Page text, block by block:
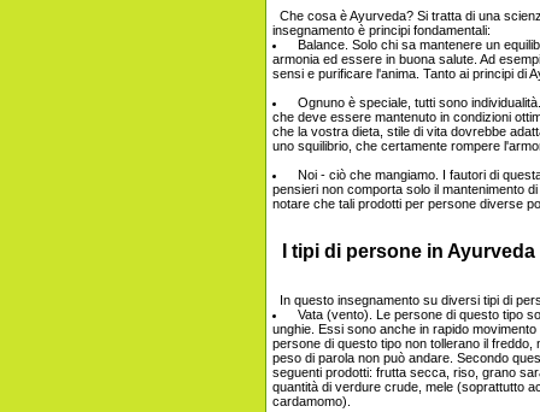
Che cosa è Ayurveda? Si tratta di una
insegnamento è principi fondamentali:
Balance. Solo chi sa mantenere un
armonia ed essere in buona salute. Ad
sensi e purificare l'anima. Tanto ai principi di
Ognuno è speciale, tutti sono
che deve essere mantenuto in condizioni
che la vostra dieta, stile di vita dovrebbe
uno squilibrio, che certamente rompere
Noi - ciò che mangiamo. I fautori di
pensieri non comporta solo il mantenimento
notare che tali prodotti per persone diverse
I tipi di persone in Ayurveda
In questo insegnamento su diversi tipi di
Vata (vento). Le persone di questo tipo
unghie. Essi sono anche in rapido
persone di questo tipo non tollerano il
peso di parola non può andare. Secondo
seguenti prodotti: frutta secca, riso, grano
quantità di verdure crude, mele (soprattutto
cardamomo).